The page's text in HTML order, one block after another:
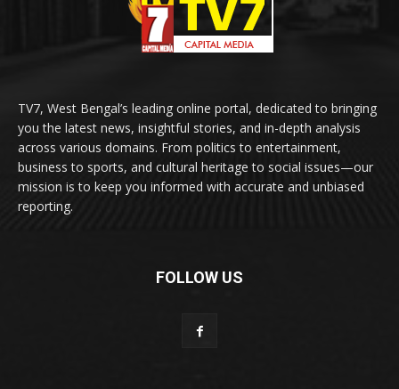
TV7, West Bengal’s leading online portal, dedicated to bringing
you the latest news, insightful stories, and in-depth analysis
across various domains. From politics to entertainment,
business to sports, and cultural heritage to social issues—our
mission is to keep you informed with accurate and unbiased
reporting.
FOLLOW US